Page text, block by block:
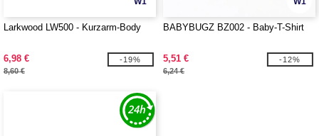
Larkwood LW500 - Kurzarm-Body
6,98 €
8,60 €
-19%
BABYBUGZ BZ002 - Baby-T-Shirt
5,51 €
6,24 €
-12%